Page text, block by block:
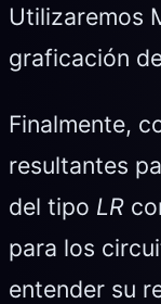
Utilizaremos
graficación
Finalmente,
resultantes
del tipo LR
para los
entender su